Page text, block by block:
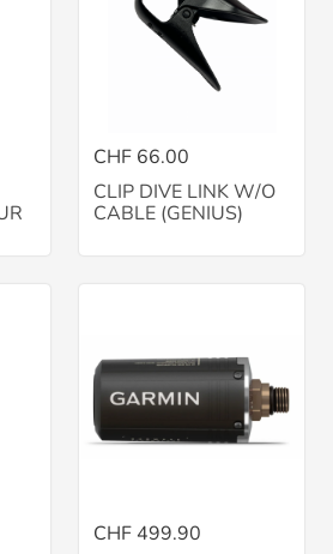
CHF 66.00
CLIP DIVE LINK W/O
CABLE (GENIUS)
CHF 499.90